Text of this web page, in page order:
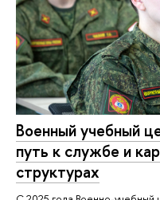
Военный учебный
путь к службе и
структурах